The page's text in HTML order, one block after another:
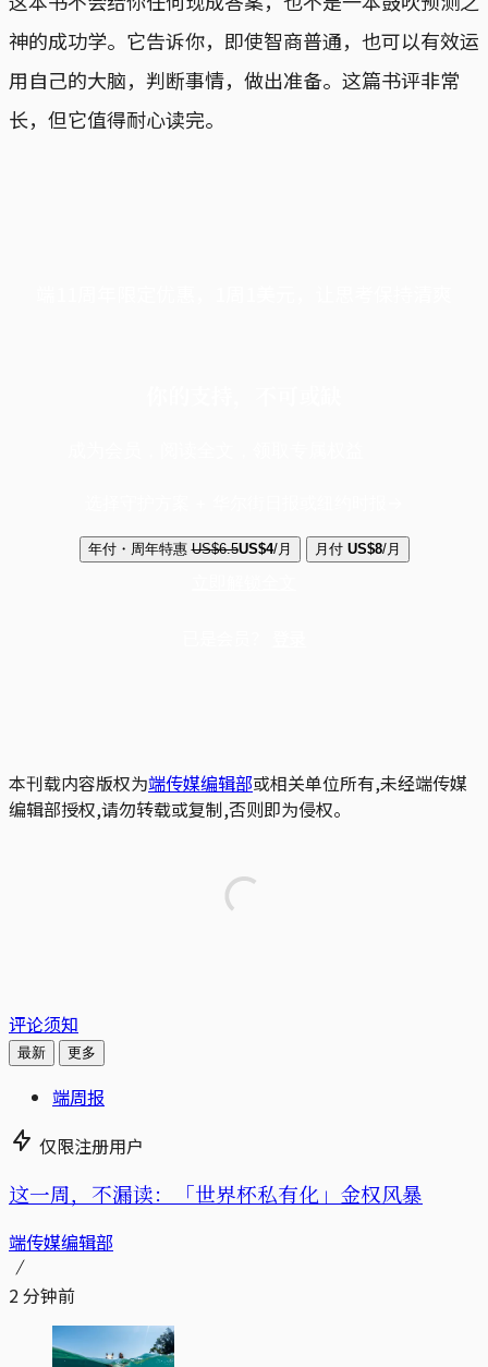
神的成功学。它告诉你，即使智商普通，也可以有效运
用自己的大脑，判断事情，做出准备。这篇书评非常
长，但它值得耐心读完。
年付・周年特惠 US$6.5US$4/月 月付 US$8/月
本刊载内容版权为端传媒编辑部或相关单位所有,未经端传媒
编辑部授权,请勿转载或复制,否则即为侵权。
评论须知
最新 更多
端周报
仅限注册用户
这一周，不漏读：「世界杯私有化」金权风暴
端传媒编辑部
2 分钟前